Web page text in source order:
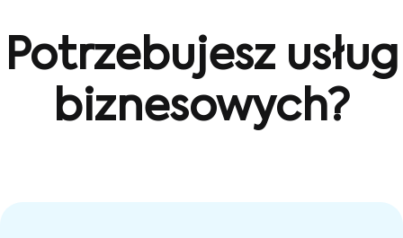
Potrzebujesz usług
biznesowych?